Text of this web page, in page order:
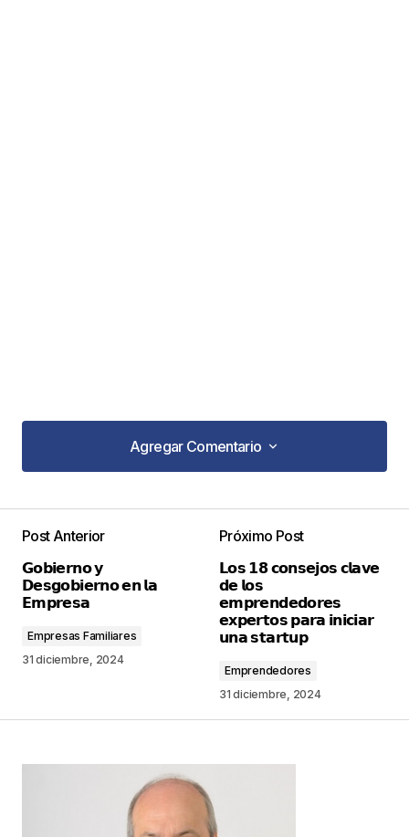
Agregar Comentario
Agregar Comentario
publicada.
Los campos obligatorios están
marcados con*
Comentario*
*
Post Anterior
𝗚𝗼𝗯𝗶𝗲𝗿𝗻𝗼 𝘆
𝗗𝗲𝘀𝗴𝗼𝗯𝗶𝗲𝗿𝗻𝗼 𝗲𝗻 𝗹𝗮
𝗘𝗺𝗽𝗿𝗲𝘀𝗮
Empresas Familiares
31 diciembre, 2024
Próximo Post
𝗟𝗼𝘀 𝟭𝟴 𝗰𝗼𝗻𝘀𝗲𝗷𝗼𝘀 𝗰𝗹𝗮𝘃𝗲
𝗱𝗲 𝗹𝗼𝘀
𝗲𝗺𝗽𝗿𝗲𝗻𝗱𝗲𝗱𝗼𝗿𝗲𝘀
𝗲𝘅𝗽𝗲𝗿𝘁𝗼𝘀 𝗽𝗮𝗿𝗮 𝗶𝗻𝗶𝗰𝗶𝗮𝗿
𝘂𝗻𝗮 𝘀𝘁𝗮𝗿𝘁𝘂𝗽
Emprendedores
31 diciembre, 2024